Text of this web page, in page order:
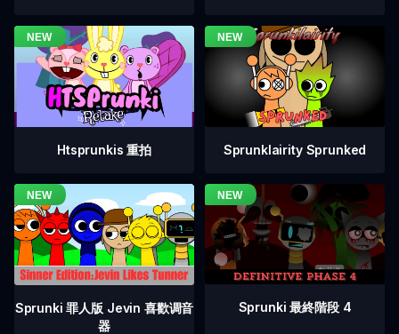
Htsprunkis 重拍 Sprunklairity Sprunked
Sprunki 罪人版 Jevin 喜歡调音
器
Sprunki 最終階段 4